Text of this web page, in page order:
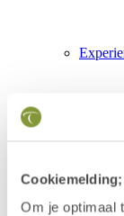
Om je optimaal